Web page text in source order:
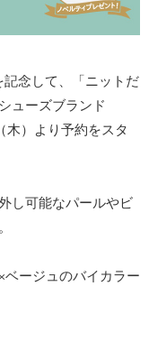
記念して、「ニットだ
ューズブランド
木）より予約をスタ
し可能なパールやビ
ージュのバイカラー